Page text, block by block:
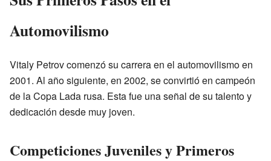
Automovilismo
Vitaly Petrov comenzó su carrera en el automovilismo en
2001. Al año siguiente, en 2002, se convirtió en campeón
de la Copa Lada rusa. Esta fue una señal de su talento y
dedicación desde muy joven.
Competiciones Juveniles y Primeros